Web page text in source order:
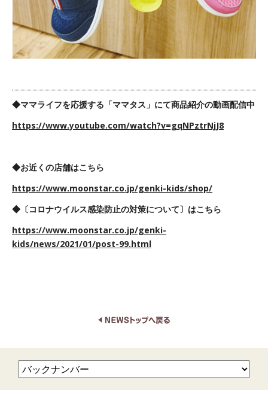
◆ママライフを応援する「ママタス」にて商品紹介の動画配信中
https://www.youtube.com/watch?v=gqNPztrNjJ8
◆お近くの店舗はこちら
https://www.moonstar.co.jp/genki-kids/shop/
◆ 〔コロナウイルス感染防止の対策について〕はこちら
https://www.moonstar.co.jp/genki-
kids/news/2021/01/post-99.html